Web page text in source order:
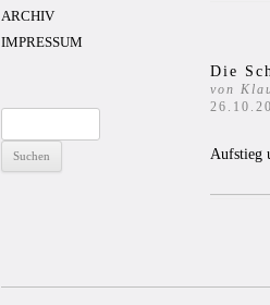
Die
von
Aufstieg
ARCHIV
IMPRESSUM
nach: